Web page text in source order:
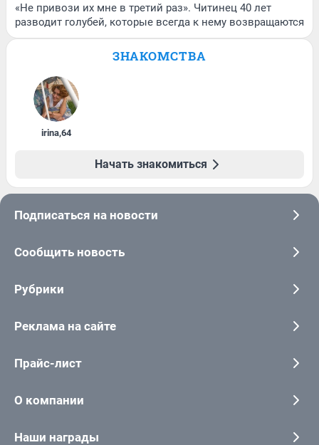
«Не привози их мне в третий раз». Читинец 40 лет
разводит голубей, которые всегда к нему возвращаются
ЗНАКОМСТВА
irina,64
Начать знакомиться
Подписаться на новости
Сообщить новость
Рубрики
Реклама на сайте
Прайс-лист
О компании
Наши награды